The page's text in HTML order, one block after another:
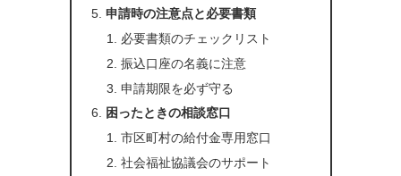
申請時の注意点と必要書類
必要書類のチェックリスト
振込口座の名義に注意
申請期限を必ず守る
困ったときの相談窓口
市区町村の給付金専用窓口
社会福祉協議会のサポート